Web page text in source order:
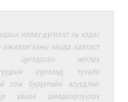
яллах дүгнэлт нь хэрэг
ажиллагааны явцад хавтаст
цугларсан нотлох
хүрээнд тухайн
гэм буруугийн асуудлыг
хянан шийдвэрлүүлэх